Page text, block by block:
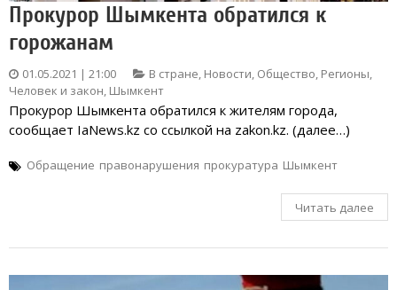
Прокурор Шымкента обратился к
горожанам
01.05.2021 | 21:00 В стране, Новости, Общество, Регионы,
Человек и закон, Шымкент
Прокурор Шымкента обратился к жителям города,
сообщает IaNews.kz со ссылкой на zakon.kz. (далее…)
Обращение правонарушения прокуратура Шымкент
Читать далее